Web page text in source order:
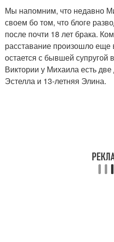
Мы напомним, что недавно
своем бо том, что блоге
после почти 18 лет брака.
расставание произошло еще
остается с бывшей
Виктории у Михаила есть
Эстелла и 13-летняя Элина.